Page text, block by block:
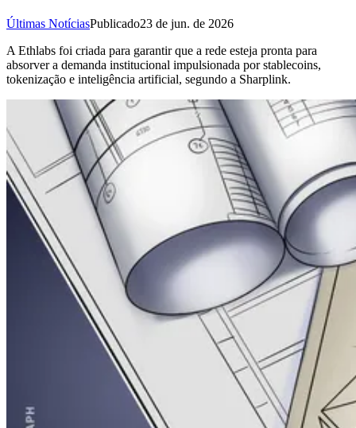
Últimas NotíciasPublicado23 de jun. de 2026
A Ethlabs foi criada para garantir que a rede esteja pronta para
absorver a demanda institucional impulsionada por stablecoins,
tokenização e inteligência artificial, segundo a Sharplink.